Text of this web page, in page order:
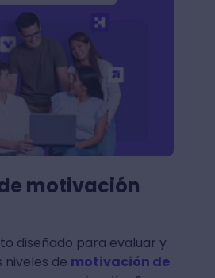
motivación
diseñado para evaluar y
de motivación de